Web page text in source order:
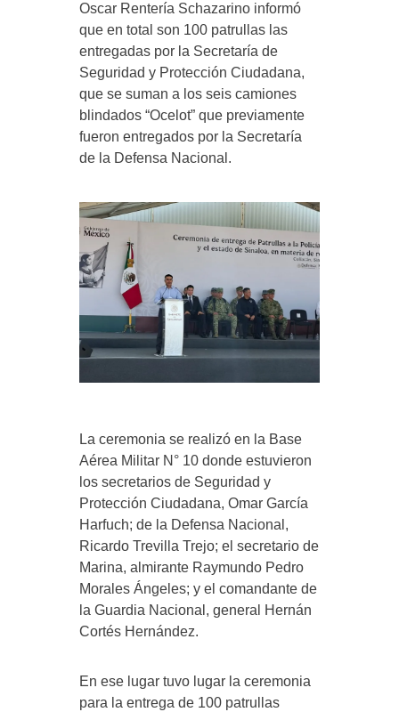
Oscar Rentería Schazarino informó
que en total son 100 patrullas las
entregadas por la Secretaría de
Seguridad y Protección Ciudadana,
que se suman a los seis camiones
blindados “Ocelot” que previamente
fueron entregados por la Secretaría
de la Defensa Nacional.
La ceremonia se realizó en la Base
Aérea Militar N° 10 donde estuvieron
los secretarios de Seguridad y
Protección Ciudadana, Omar García
Harfuch; de la Defensa Nacional,
Ricardo Trevilla Trejo; el secretario de
Marina, almirante Raymundo Pedro
Morales Ángeles; y el comandante de
la Guardia Nacional, general Hernán
Cortés Hernández.
En ese lugar tuvo lugar la ceremonia
para la entrega de 100 patrullas